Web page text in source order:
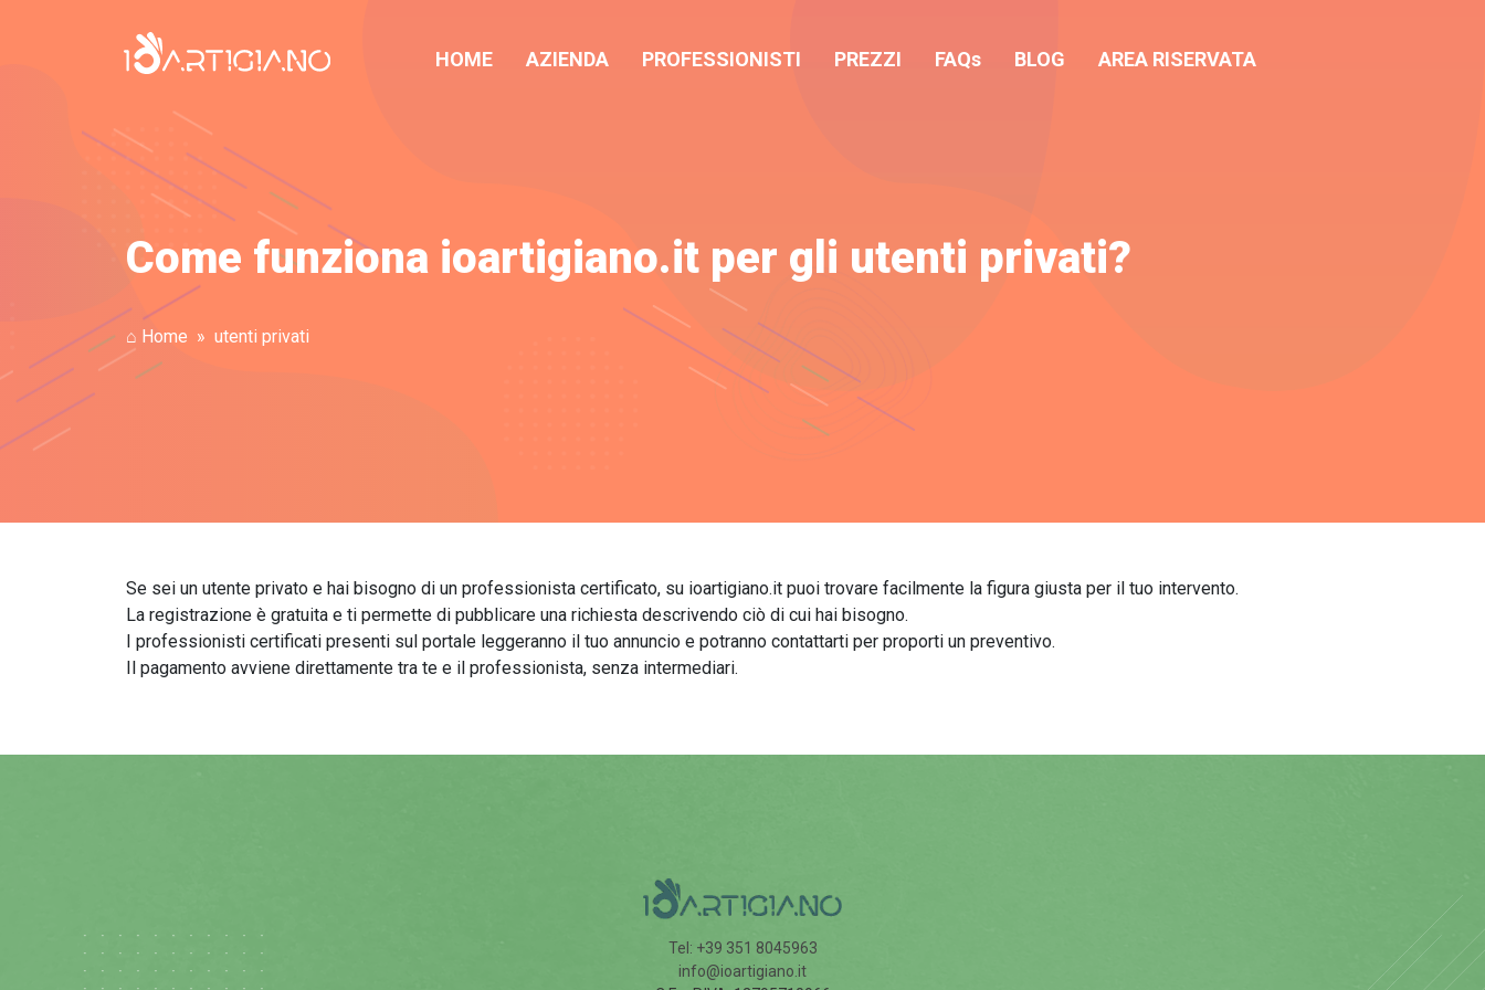
HOME AZIENDA PROFESSIONISTI PREZZI FAQs BLOG AREA RISERVATA
Come funziona ioartigiano.it per gli utenti privati?
⌂ Home utenti privati
Se sei un utente privato e hai bisogno di un professionista certificato, su ioartigiano.it puoi trovare facilmente la figura giusta per il tuo intervento.
La registrazione è gratuita e ti permette di pubblicare una richiesta descrivendo ciò di cui hai bisogno.
I professionisti certificati presenti sul portale leggeranno il tuo annuncio e potranno contattarti per proporti un preventivo.
Il pagamento avviene direttamente tra te e il professionista, senza intermediari.
Tel: +39 351 8045963
info@ioartigiano.it